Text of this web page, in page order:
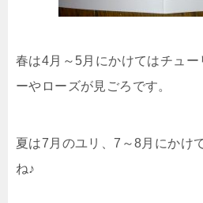
春は4月～5月にかけてはチュ
ーやローズが見ごろです。
夏は7月のユリ、7～8月にかけ
ね♪